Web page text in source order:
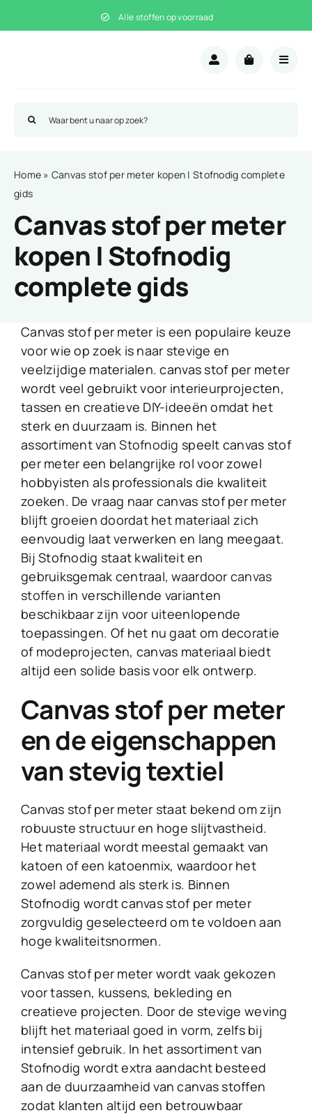
naar
Alle stoffen op voorraad
naar:
Home » Canvas stof per meter kopen | Stofnodig complete
gids
Canvas stof per meter
kopen | Stofnodig
complete gids
Canvas stof per meter is een populaire keuze
voor wie op zoek is naar stevige en
veelzijdige materialen. canvas stof per meter
wordt veel gebruikt voor interieurprojecten,
tassen en creatieve DIY-ideeën omdat het
sterk en duurzaam is. Binnen het
assortiment vanStofnodig speelt canvas stof
per meter een belangrijke rol voor zowel
hobbyisten als professionals die kwaliteit
zoeken. De vraag naar canvas stof per meter
blijft groeien doordat het materiaal zich
eenvoudig laat verwerken en lang meegaat.
Bij Stofnodig staat kwaliteit en
gebruiksgemak centraal, waardoor canvas
stoffen in verschillende varianten
beschikbaar zijn voor uiteenlopende
toepassingen. Of het nu gaat om decoratie
of modeprojecten, canvas materiaal biedt
altijd een solide basis voor elk ontwerp.
Canvas stof per meter
en de eigenschappen
van stevig textiel
Canvas stof per meter staat bekend om zijn
robuuste structuur en hoge slijtvastheid.
Het materiaal wordt meestal gemaakt van
katoen of een katoenmix, waardoor het
zowel ademend als sterk is. Binnen
Stofnodig wordt canvas stof per meter
zorgvuldig geselecteerd om te voldoen aan
hoge kwaliteitsnormen.
Canvas stof per meter wordt vaak gekozen
voor tassen, kussens, bekleding en
creatieve projecten. Door de stevige weving
blijft het materiaal goed in vorm, zelfs bij
intensief gebruik. In het assortiment van
Stofnodig wordt extra aandacht besteed
aan de duurzaamheid van canvas stoffen
zodat klanten altijd een betrouwbaar